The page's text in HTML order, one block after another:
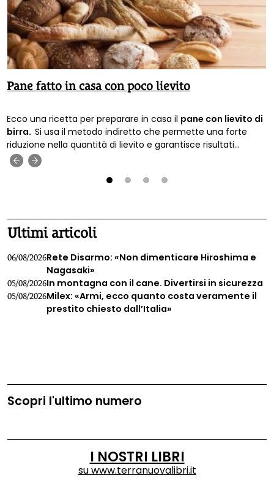
Pane fatto in casa con poco lievito
Ecco una ricetta per preparare in casa il pane con lievito di
birra.Si usa il metodo indiretto che permette una forte
riduzione nella quantità di lievito e garantisce risultati
migliori.
Ultimi articoli
06/08/2026Rete Disarmo: «Non dimenticare Hiroshima e
Nagasaki»
05/08/2026In montagna con il cane. Divertirsi in sicurezza
05/08/2026Milex: «Armi, ecco quanto costa veramente il
prestito chiesto dall’Italia»
Scopri l'ultimo numero
I NOSTRI LIBRI
suwww.terranuovalibri.it